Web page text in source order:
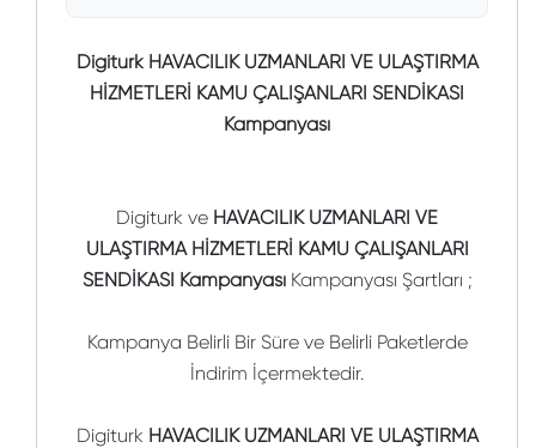
Digiturk HAVACILIK UZMANLARI VE ULAŞTIRMA
HİZMETLERİ KAMU ÇALIŞANLARI SENDİKASI
Kampanyası
Digiturk ve HAVACILIK UZMANLARI VE
ULAŞTIRMA HİZMETLERİ KAMU ÇALIŞANLARI
SENDİKASI KampanyasıKampanyası Şartları ;
Kampanya Belirli Bir Süre ve Belirli Paketlerde
İndirim İçermektedir.
Digiturk HAVACILIK UZMANLARI VE ULAŞTIRMA